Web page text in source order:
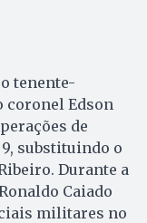
o tenente-
coronel Edson
de
substituindo o
Durante a
Caiado
militares no